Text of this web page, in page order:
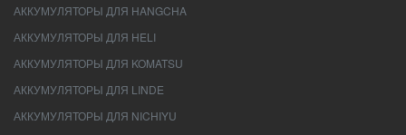
АККУМУЛЯТОРЫ ДЛЯ HANGCHA
АККУМУЛЯТОРЫ ДЛЯ HELI
АККУМУЛЯТОРЫ ДЛЯ KOMATSU
АККУМУЛЯТОРЫ ДЛЯ LINDE
АККУМУЛЯТОРЫ ДЛЯ NICHIYU